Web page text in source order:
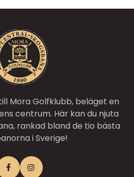
Mora Golfklubb, beläget en
centrum. Här kan du njuta
rankad bland de tio bästa
i Sverige!